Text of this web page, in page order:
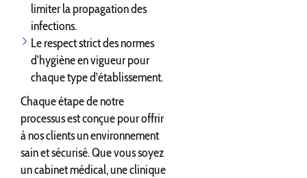
limiter la propagation des
infections.
Le respect strict des normes
d'hygiène en vigueur pour
chaque type d'établissement.
Chaque étape de notre
processus est conçue pour offrir
à nos clients un environnement
sain et sécurisé. Que vous soyez
un cabinet médical, une clinique